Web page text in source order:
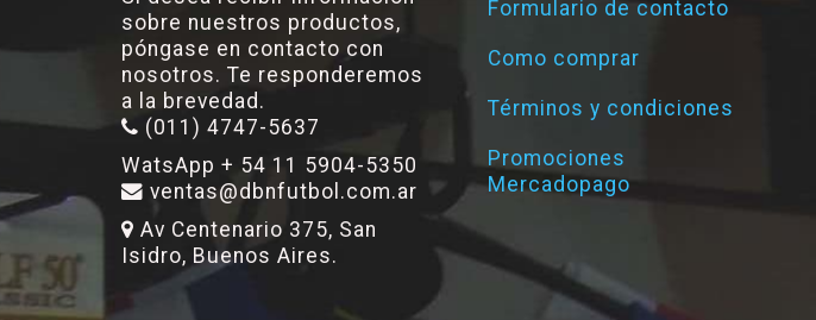
sobre nuestros productos,
póngase en contacto con
nosotros. Te responderemos
a la brevedad.
(011) 4747-5637
WatsApp + 54 11 5904-5350
ventas@dbnfutbol.com.ar
Av Centenario 375, San
Isidro, Buenos Aires.
Formulario de contacto
Como comprar
Términos y condiciones
Promociones
Mercadopago